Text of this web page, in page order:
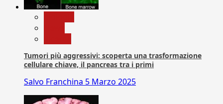
Tumori più aggressivi: scoperta una trasformazione
cellulare chiave, il pancreas tra i primi
Salvo Franchina 5 Marzo 2025